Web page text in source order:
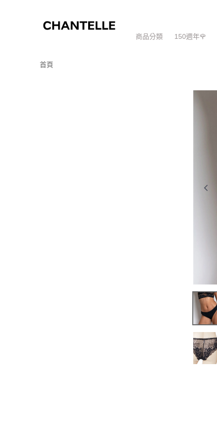
商品分類 150週年🌹
首頁